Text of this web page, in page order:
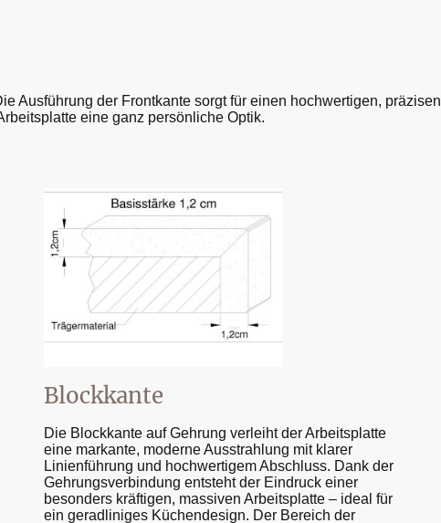
Ausführung der Frontkante sorgt für einen hochwertigen, präzisen
eine ganz persönliche Optik.
Blockkante
Die Blockkante auf Gehrung verleiht der Arbeitsplatte
eine markante, moderne Ausstrahlung mit klarer
Linienführung und hochwertigem Abschluss. Dank der
Gehrungsverbindung entsteht der Eindruck einer
besonders kräftigen, massiven Arbeitsplatte – ideal für
ein geradliniges Küchendesign. Der Bereich der